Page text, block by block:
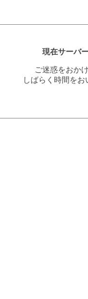
現在サーバ
ご迷惑をおか
しばらく時間を